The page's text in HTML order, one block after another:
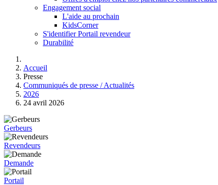
Engagement social
L'aide au prochain
KidsCorner
S'identifier Portail revendeur
Durabilité
Accueil
Presse
Communiqués de presse / Actualités
2026
24 avril 2026
Gerbeurs
Revendeurs
Demande
Portail